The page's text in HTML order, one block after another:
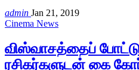
admin Jan 21, 2019
Cinema News
விஸ்வாசத்தைப்
ரசிகர்களுடன் கை